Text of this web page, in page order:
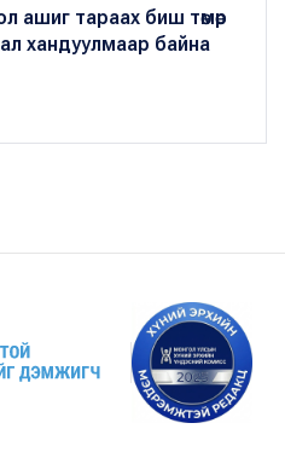
ашиг тараах биш төмөр
хандуулмаар байна